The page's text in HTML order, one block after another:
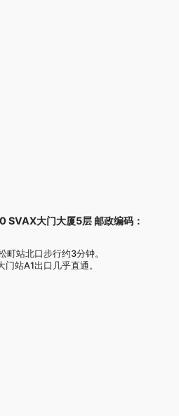
SVAX大门大厦5层 邮政编码：
站北口步行约3分钟。
站A1出口几乎直通。